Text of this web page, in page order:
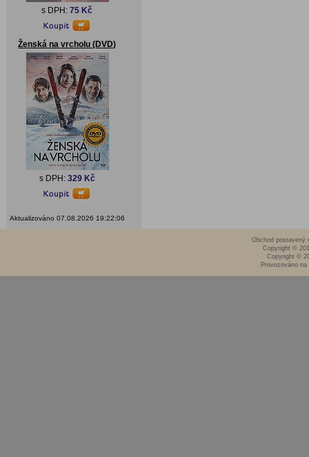
s DPH:75 Kč
Ženská na vrcholu (DVD)
s DPH: 329 Kč
Aktualizováno 07.08.2026 19:22:06
Obchod postavený
Copyright ©
Copyright ©
Provozováno